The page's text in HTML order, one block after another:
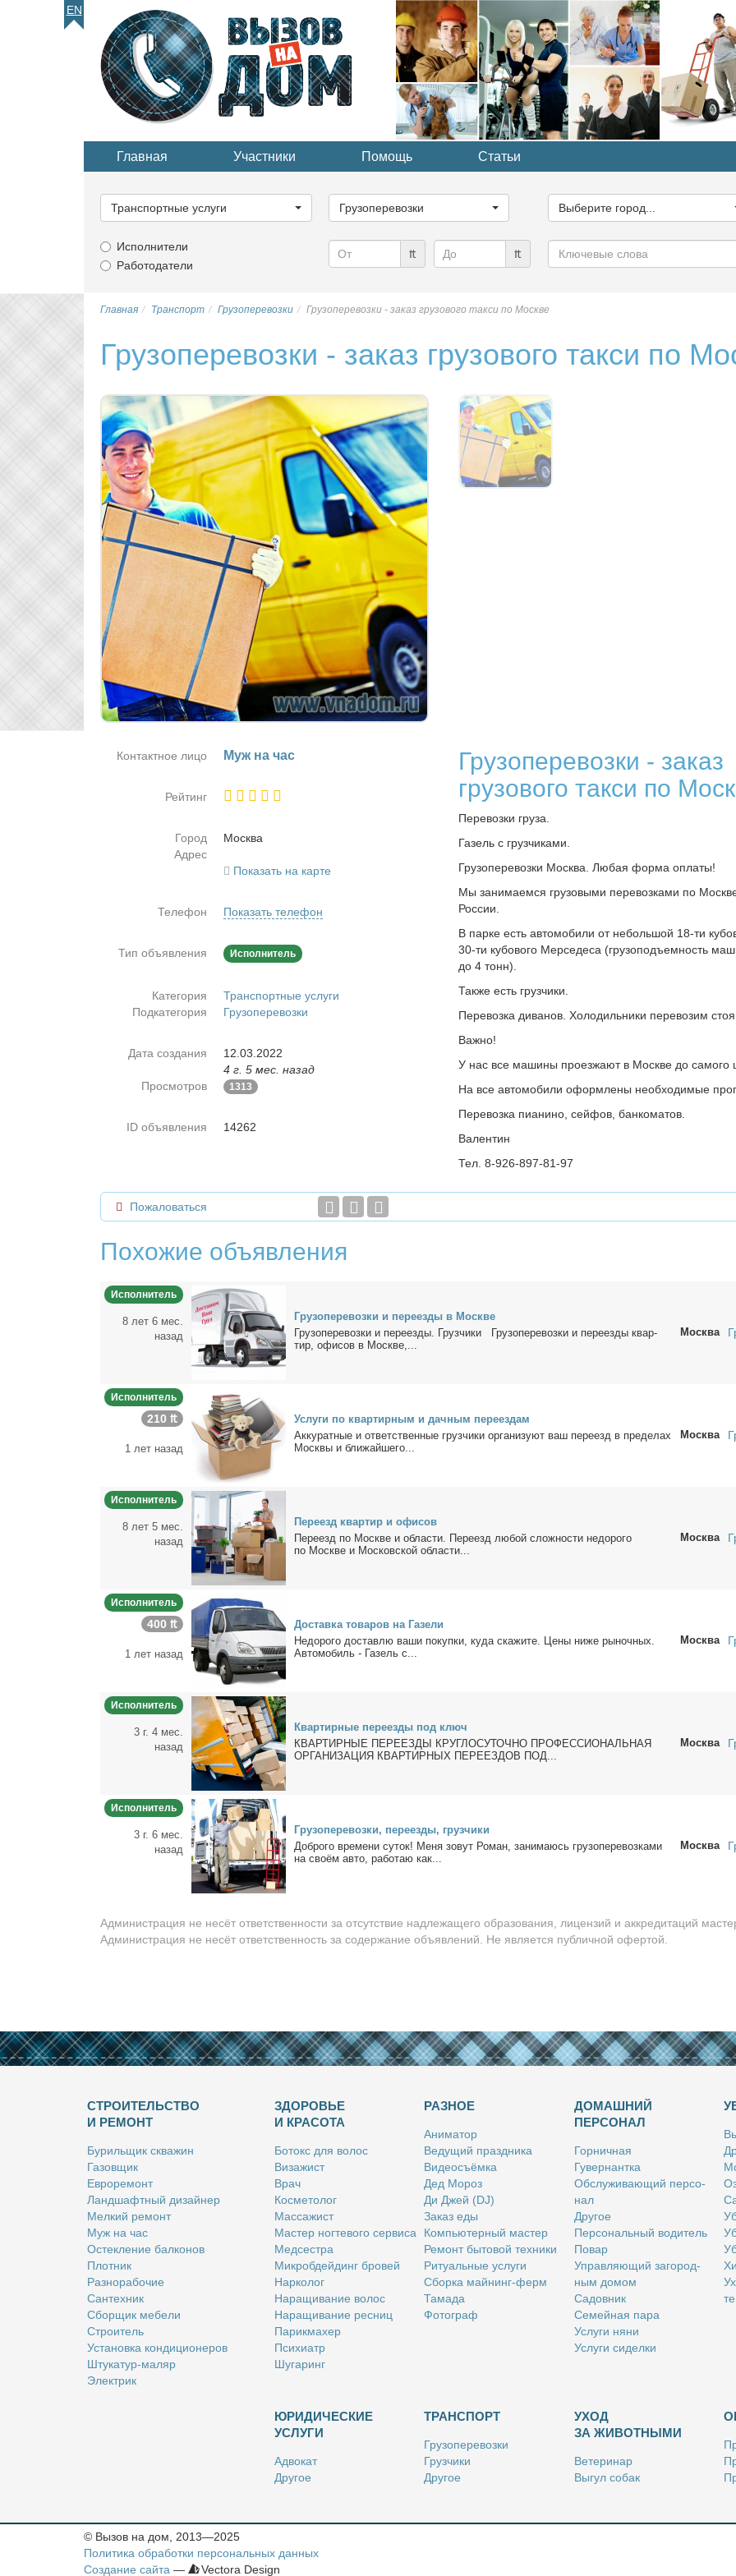
EN
Главная Участники Помощь Статьи
категорию...
Транспортные услуги
категорию...
Грузоперевозки
город...
Выберите город...
Исполнители
Работодатели
₶ ₶
Ключевые
слова
Главная Транспорт Грузоперевозки Грузоперевозки - заказ грузового такси по Москве
Грузоперевозки - заказ грузового такси по
Грузоперевозки - заказ
грузового такси по
Перевозки груза.
Газель с грузчиками.
Грузоперевозки Москва. Любая форма оплаты!
Мы занимаемся грузовыми перевозками по
России.
В парке есть автомобили от небольшой 18-ти
30-ти кубового Мерседеса (грузоподъемность
до 4 тонн).
Также есть грузчики.
Перевозка диванов. Холодильники перевозим стоя.
Важно!
У нас все машины проезжают в Москве до самого
На все автомобили оформлены необходимые
Перевозка пианино, сейфов, банкоматов.
Валентин
Тел. 8-926-897-81-97
Контактное лицо Муж на час
Рейтинг
Город
Москва
Адрес
Показать на карте
Телефон Показать телефон
Тип объявления Исполнитель
Категория
Транспортные услуги
Подкатегория
Грузоперевозки
Дата создания
12.03.2022
4 г. 5 мес. назад
Просмотров
1313
ID объявления 14262
Пожаловаться
Похожие объявления
Исполнитель
8 лет 6 мес.
назад
Гру­зо­пе­ре­воз­ки и пе­ре­ез­ды в Москве
Гру­зо­пе­ре­воз­ки и пе­ре­ез­ды. Груз­чи­ки Гру­зо­пе­ре­воз­ки и пе­ре­ез­ды квар­
тир, офи­сов в Москве,...
Москва
Исполнитель
210 ₶
1 лет назад
Услу­ги по квар­тир­ным и дач­ным пе­ре­ез­дам
Ак­ку­рат­ные и от­вет­ствен­ные груз­чи­ки ор­га­ни­зу­ют ваш пе­ре­езд в пре­де­лах
Моск­вы и бли­жай­ше­го...
Москва
Исполнитель
8 лет 5 мес.
назад
Пе­ре­езд квар­тир и офи­сов
Пе­ре­езд по Москве и об­ла­сти. Пе­ре­езд лю­бой слож­но­сти недо­ро­го
по Москве и Мос­ков­ской об­ла­сти...
Москва
Исполнитель
400 ₶
1 лет назад
До­став­ка то­ва­ров на Га­зе­ли
Недо­ро­го до­став­лю ва­ши по­куп­ки, ку­да ска­жи­те. Це­ны ни­же ры­ноч­ных.
Ав­то­мо­биль - Га­зель с...
Москва
Исполнитель
3 г. 4 мес.
назад
Квар­тир­ные пе­ре­ез­ды под ключ
КВАРТИРНЫЕ ПЕРЕЕЗДЫ КРУГЛОСУТОЧНО ПРОФЕССИОНАЛЬНАЯ
ОРГАНИЗАЦИЯ КВАРТИРНЫХ ПЕРЕЕЗДОВ ПОД...
Москва
Исполнитель
3 г. 6 мес.
назад
Гру­зо­пе­ре­воз­ки, пе­ре­ез­ды, груз­чи­ки
Доб­ро­го вре­ме­ни су­ток! Ме­ня зо­вут Ро­ман, за­ни­ма­юсь гру­зо­пе­ре­воз­ка­ми
на сво­ём ав­то, ра­бо­таю как...
Москва
Администрация не несёт ответственности за отсутствие надлежащего образования, лицензий и аккредитаций
Администрация не несёт ответственность за содержание объявлений. Не является публичной офертой.
СТРОИТЕЛЬСТВО
И РЕМОНТ
Бу­риль­щик сква­жин
Га­зов­щик
Ев­ро­ре­монт
Ланд­шафт­ный ди­зай­нер
Мел­кий ре­монт
Муж на час
Остек­ле­ние бал­ко­нов
Плот­ник
Раз­но­ра­бо­чие
Сан­тех­ник
Сбор­щик ме­бе­ли
Стро­и­тель
Уста­нов­ка кон­ди­ци­о­не­ров
Шту­ка­тур-ма­ляр
Элек­трик
ЗДОРОВЬЕ
И КРАСОТА
Бо­токс для во­лос
Ви­за­жист
Врач
Кос­ме­то­лог
Мас­са­жист
Ма­стер ног­те­во­го сер­ви­са
Мед­сест­ра
Мик­роб­дей­динг бро­вей
Нар­ко­лог
На­ра­щи­ва­ние во­лос
На­ра­щи­ва­ние рес­ниц
Па­рик­махер
Пси­хи­атр
Шу­га­ринг
РАЗНОЕ
Ани­ма­тор
Ве­ду­щий празд­ни­ка
Ви­део­съём­ка
Дед Мо­роз
Ди Джей (DJ)
За­каз еды
Ком­пью­тер­ный ма­стер
Ре­монт бы­то­вой тех­ни­ки
Ри­ту­аль­ные услу­ги
Сбор­ка май­нинг-ферм
Та­ма­да
Фо­то­граф
ДОМАШНИЙ
ПЕРСОНАЛ
Гор­нич­ная
Гу­вер­нант­ка
Об­слу­жи­ва­ю­щий пер­со­
нал
Дру­гое
Пер­со­наль­ный во­ди­тель
По­вар
Управ­ля­ю­щий за­го­род­
ным до­мом
Са­дов­ник
Се­мей­ная па­ра
Услу­ги ня­ни
Услу­ги си­дел­ки
ЮРИДИЧЕСКИЕ
УСЛУГИ
Адво­кат
Дру­гое
Ри­эл­тор
Юрист
ТРАНСПОРТ
Гру­зо­пе­ре­воз­ки
Груз­чи­ки
Дру­гое
Так­си
УХОД
ЗА ЖИВОТНЫМИ
Ве­те­ри­нар
Вы­гул со­бак
Стриж­ка жи­вот­ных
© Вызов на дом, 2013—2025
Политика обработки персональных данных
Создание сайта — Vectora Design